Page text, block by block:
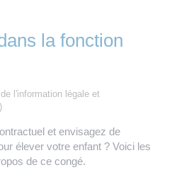
la communauté de
la fonction
l'information légale et
et envisagez de
élever votre enfant ? Voici les
de ce congé.